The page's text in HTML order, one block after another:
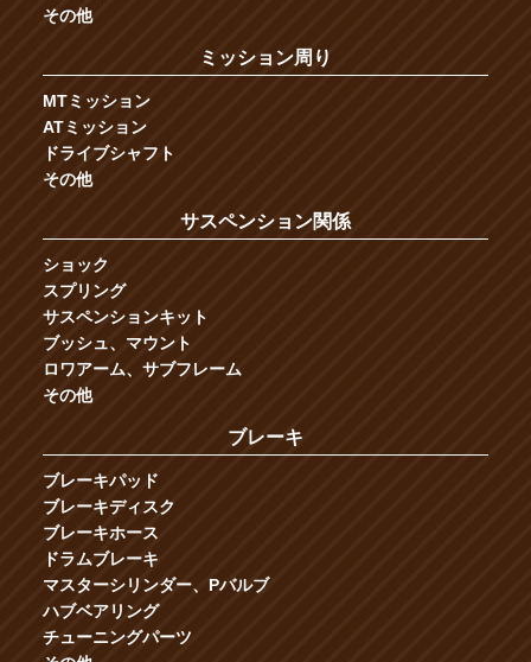
その他
ミッション周り
MTミッション
ATミッション
ドライブシャフト
その他
サスペンション関係
ショック
スプリング
サスペンションキット
ブッシュ、マウント
ロワアーム、サブフレーム
その他
ブレーキ
ブレーキパッド
ブレーキディスク
ブレーキホース
ドラムブレーキ
マスターシリンダー、Pバルブ
ハブベアリング
チューニングパーツ